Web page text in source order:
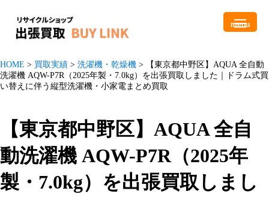
menu
HOME > 買取実績 > 洗濯機・乾燥機 >
【東京都中野区】AQUA 全自動
洗濯機 AQW-P7R（2025年製・7.0kg）を出張買取しました｜ドラム式買
い替えに伴う縦型洗濯機・小家電まとめ買取
【東京都中野区】AQUA 全自
動洗濯機 AQW-P7R（2025年
製・7.0kg）を出張買取しまし